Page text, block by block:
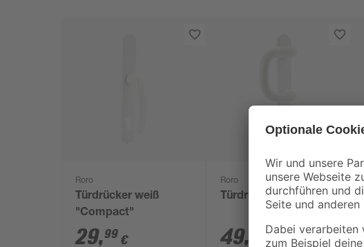
Roro
Türdrücker weiß
"Compact"
29,99 €
Roro
Türdrücker weiß
49, €